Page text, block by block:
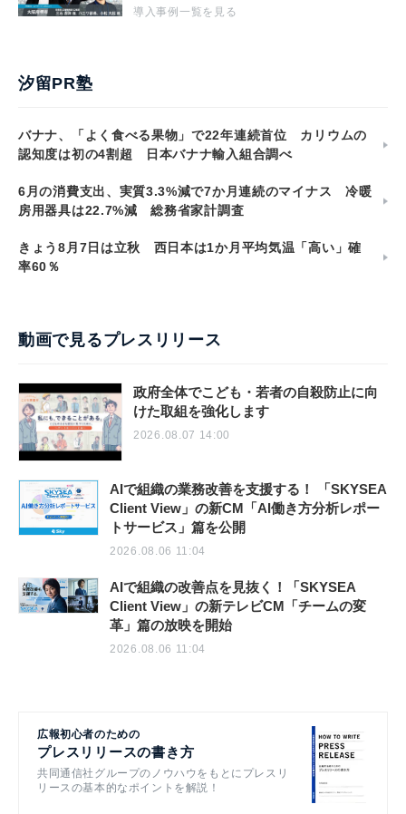
導入事例一覧を見る
汐留PR塾
バナナ、「よく食べる果物」で22年連続首位 カリウムの
認知度は初の4割超 日本バナナ輸入組合調べ
6月の消費支出、実質3.3%減で7か月連続のマイナス 冷暖
房用器具は22.7%減 総務省家計調査
きょう8月7日は立秋 西日本は1か月平均気温「高い」確
率60％
動画で見るプレスリリース
政府全体でこども・若者の自殺防止に向
けた取組を強化します
2026.08.07 14:00
AIで組織の業務改善を支援する！ 「SKYSEA
Client View」の新CM「AI働き方分析レポー
トサービス」篇を公開
2026.08.06 11:04
AIで組織の改善点を見抜く！「SKYSEA
Client View」の新テレビCM「チームの変
革」篇の放映を開始
2026.08.06 11:04
広報初心者のための
プレスリリースの書き方
共同通信社グループのノウハウをもとにプレスリ
リースの基本的なポイントを解説！